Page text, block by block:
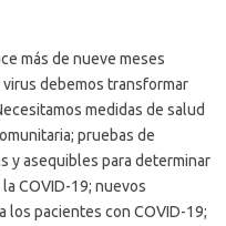
más de nueve meses
debemos transformar
medidas de salud
pruebas de
y asequibles para determinar
COVID-19; nuevos
los pacientes con COVID-19;